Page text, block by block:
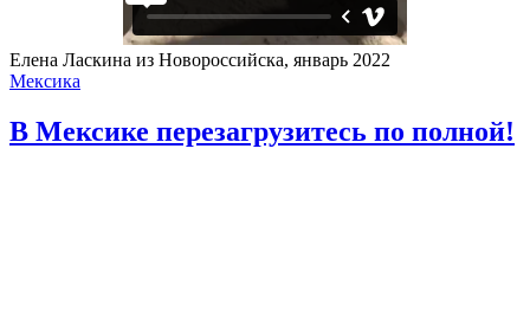
Елена Ласкина из Новороссийска, январь 2022
Мексика
В Мексике перезагрузитесь по полной!